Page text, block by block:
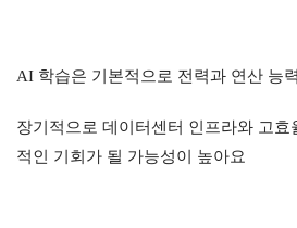
AI 학습은 기본적으로 전력과 연산 능
장기적으로 데이터센터 인프라와 고효
적인 기회가 될 가능성이 높아요